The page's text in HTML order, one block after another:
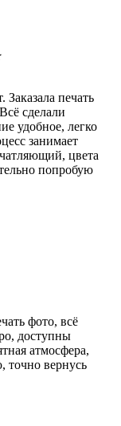
печать
сделали
удобное, легко
занимает
цвета
попробую
фото, всё
доступны
атмосфера,
точно вернусь